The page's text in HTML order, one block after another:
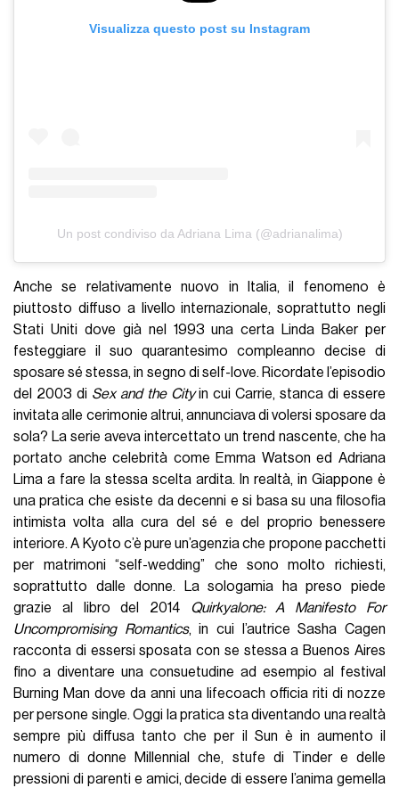
Visualizza questo post su Instagram
Un post condiviso da Adriana Lima (@adrianalima)
Anche se relativamente nuovo in Italia, il fenomeno è
piuttosto diffuso a livello internazionale, soprattutto negli
Stati Uniti dove già nel 1993 una certa Linda Baker per
festeggiare il suo quarantesimo compleanno decise di
sposare sé stessa, in segno di self-love. Ricordate l’episodio
del 2003 di Sex and the Cityin cui Carrie, stanca di essere
invitata alle cerimonie altrui, annunciava di volersi sposare da
sola? La serie aveva intercettato un trend nascente, che ha
portato anche celebrità come Emma Watson ed Adriana
Lima a fare la stessa scelta ardita. In realtà, in Giappone è
una pratica che esiste da decenni e si basa su una filosofia
intimista volta alla cura del sé e del proprio benessere
interiore. A Kyoto c’è pure un’agenzia che propone pacchetti
per matrimoni “self-wedding” che sono molto richiesti,
soprattutto dalle donne. La sologamia ha preso piede
grazie al libro del 2014 Quirkyalone: A Manifesto For
Uncompromising Romantics, in cui l’autrice Sasha Cagen
racconta di essersi sposata con se stessa a Buenos Aires
fino a diventare una consuetudine ad esempio al festival
Burning Man dove da anni una lifecoach officia riti di nozze
per persone single. Oggi la pratica sta diventando una realtà
sempre più diffusa tanto che per il Sun è in aumento il
numero di donne Millennial che, stufe di Tinder e delle
pressioni di parenti e amici, decide di essere l’anima gemella